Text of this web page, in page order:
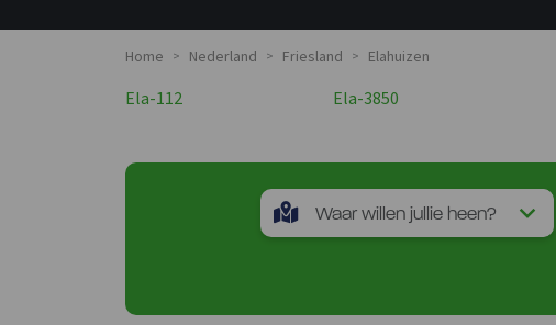
Home > Nederland > Friesland > Elahuizen
Ela-112 Ela-3850